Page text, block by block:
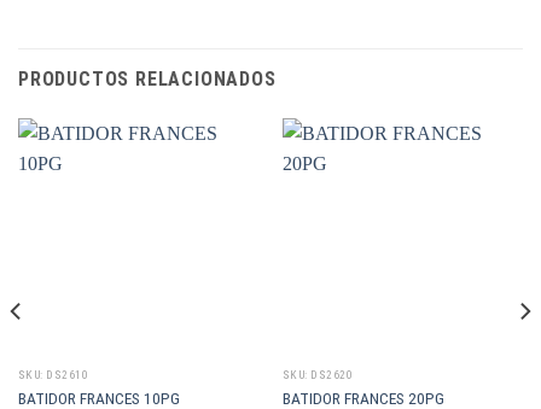
PRODUCTOS RELACIONADOS
SKU: DS2610
BATIDOR FRANCES 10PG
SKU: DS2620
BATIDOR FRANCES 20PG